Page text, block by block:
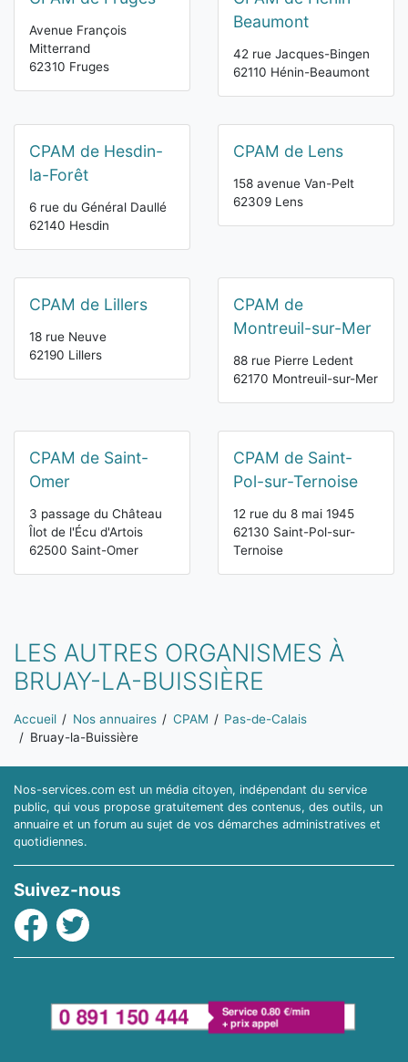
Avenue François
Mitterrand
62310 Fruges
Beaumont
42 rue Jacques-Bingen
62110 Hénin-Beaumont
CPAM de Hesdin-
la-Forêt
6 rue du Général Daullé
62140 Hesdin
CPAM de Lens
158 avenue Van-Pelt
62309 Lens
CPAM de Lillers
18 rue Neuve
62190 Lillers
CPAM de
Montreuil-sur-Mer
88 rue Pierre Ledent
62170 Montreuil-sur-Mer
CPAM de Saint-
Omer
3 passage du Château
Îlot de l'Écu d'Artois
62500 Saint-Omer
CPAM de Saint-
Pol-sur-Ternoise
12 rue du 8 mai 1945
62130 Saint-Pol-sur-
Ternoise
LES AUTRES ORGANISMES À
BRUAY-LA-BUISSIÈRE
Vous êtes ici:
Accueil Nos annuaires CPAM
Pas-de-Calais
Bruay-la-Buissière
Nos-services.com est un média citoyen, indépendant du service
public, qui vous propose gratuitement des contenus, des outils, un
annuaire et un forum au sujet de vos démarches administratives et
quotidiennes.
Suivez-nous
Facebook
Twitter